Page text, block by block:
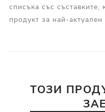
списъка със
продукт за най-актуален
ТОЗИ